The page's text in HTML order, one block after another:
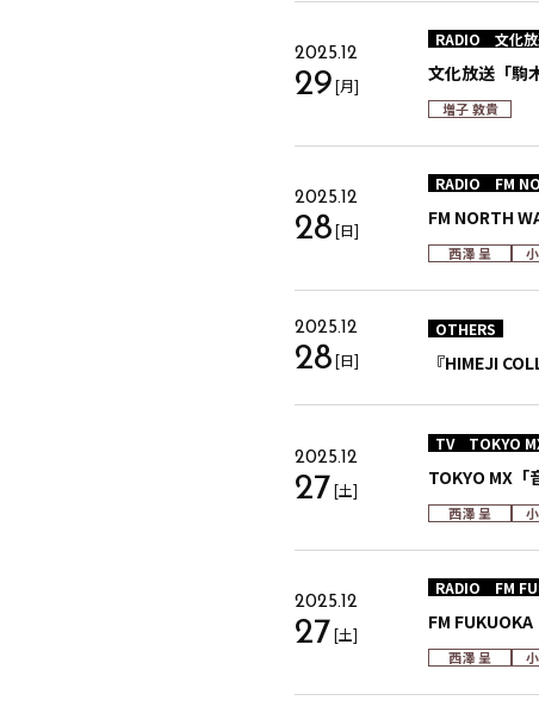
2025.12
29[月]
RADIO 文化
文化放送「駒
増子 敦貴
2025.12
28[日]
RADIO FM
FM NORTH
西澤 呈
2025.12
28[日]
OTHERS
『HIMEJI
2025.12
27[土]
TV TOKYO
TOKYO MX「
西澤 呈
2025.12
27[土]
RADIO FM
FM
西澤 呈